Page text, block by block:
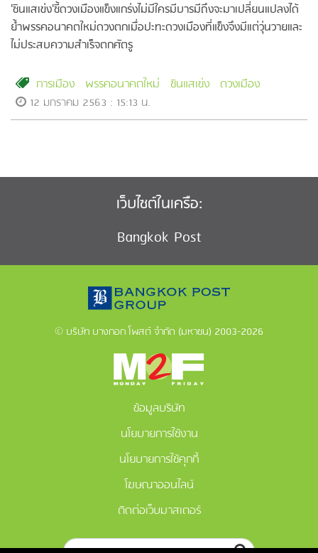
'ซินแสเข่ง'ชี้ดวงเมืองแข็งแกร่งไม่มีใครมีบารมีถึงจะมาเปลี่ยนแปลงได้
ย้ำพรรคอนาคตใหม่ดวงตกเมื่อปะทะดวงเมืองที่แข็งจึงมีแต่วุ่นวายและ
ไม่ประสบความสำเร็จตกศัตรู
การเมือง พรรคอนาคตใหม่ ซินแสเข่ง ดวงเมือง
12 มกราคม 2563 : 15:13 น.
เว็บไซต์ในเครือ:
Bangkok Post
© บริษัท บางกอก โพสต์ จำกัด (มหาชน) 2003-2026
ข้อมูลบริษัท
นโยบายการใช้งาน
นโยบายการใช้คุกกี้
โฆษณาออนไลน์
ติดต่อเว็บมาสเตอร์